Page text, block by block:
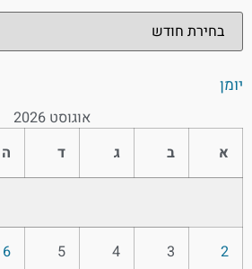
יומן
אוגוסט 2026
א
ב ד ה
2
3
4
5
6